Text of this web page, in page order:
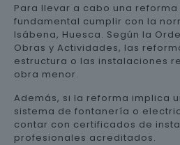
Para llevar a cabo una
fundamental cumplir con la
Isábena, Huesca. Según la
Obras y Actividades, las
estructura o las instalaciones
obra menor.
Además, si la reforma implica
sistema de fontanería o
contar con certificados de
profesionales acreditados.